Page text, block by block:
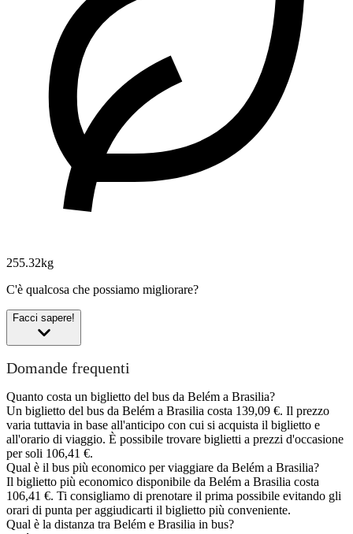
255.32kg
C'è qualcosa che possiamo migliorare?
Facci sapere!
Domande frequenti
Quanto costa un biglietto del bus da Belém a Brasilia?
Un biglietto del bus da Belém a Brasilia costa 139,09 €. Il prezzo
varia tuttavia in base all'anticipo con cui si acquista il biglietto e
all'orario di viaggio. È possibile trovare biglietti a prezzi d'occasione
per soli 106,41 €.
Qual è il bus più economico per viaggiare da Belém a Brasilia?
Il biglietto più economico disponibile da Belém a Brasilia costa
106,41 €. Ti consigliamo di prenotare il prima possibile evitando gli
orari di punta per aggiudicarti il biglietto più conveniente.
Qual è la distanza tra Belém e Brasilia in bus?